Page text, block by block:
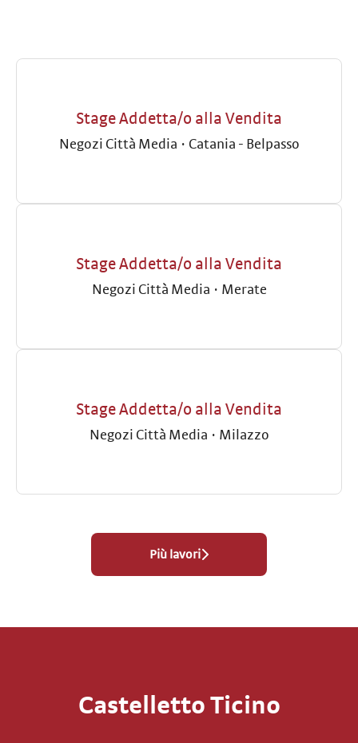
Stage Addetta/o alla Vendita
Negozi Città Media · Catania - Belpasso
Stage Addetta/o alla Vendita
Negozi Città Media · Merate
Stage Addetta/o alla Vendita
Negozi Città Media · Milazzo
Più lavori
Castelletto Ticino